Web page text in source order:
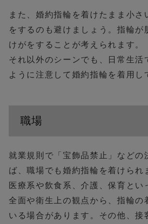
また、婚約指輪を着けたまま小さ
をするのも避けましょう。指輪が
けがをすることが考えられます。
それ以外のシーンでも、日常生活
ように注意して婚約指輪を着用し
職場
就業規則で「宝飾品禁止」などの
ば、職場でも婚約指輪を着けられ
医療系や飲食系、介護、保育とい
全面や衛生上の観点から、指輪の
いる場合があります。その他、接